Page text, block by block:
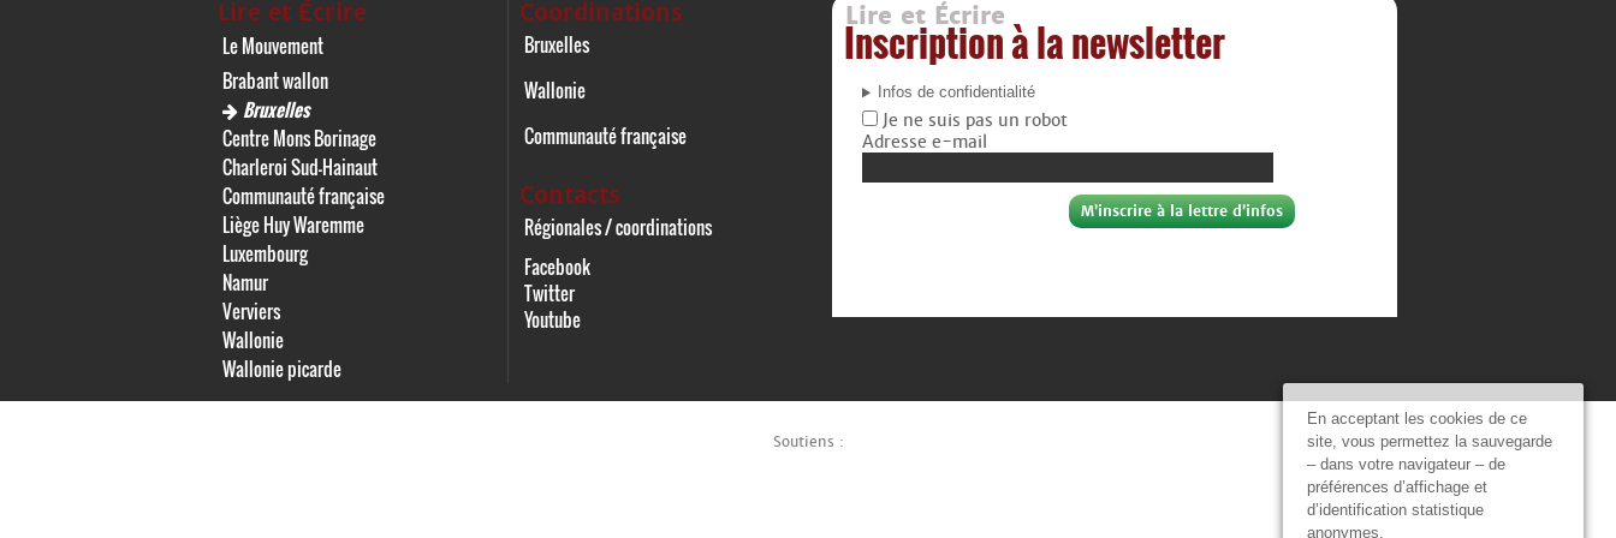
En acceptant les cookies de ce
site, vous permettez la sauvegarde
– dans votre navigateur – de
préférences d’affichage et
d’identification statistique
anonymes.
Lire et Écrire
Le Mouvement
Brabant wallon
Bruxelles
Centre Mons Borinage
Charleroi Sud-Hainaut
Communauté française
Liège Huy Waremme
Luxembourg
Namur
Verviers
Wallonie
Wallonie picarde
Coordinations
Bruxelles
Wallonie
Communauté française
Contacts
Régionales / coordinations
Facebook
Twitter
Youtube
Lire et Écrire
Inscription à la newsletter
Infos de confidentialité
Je ne suis pas un robot
Adresse e-mail
Soutiens :